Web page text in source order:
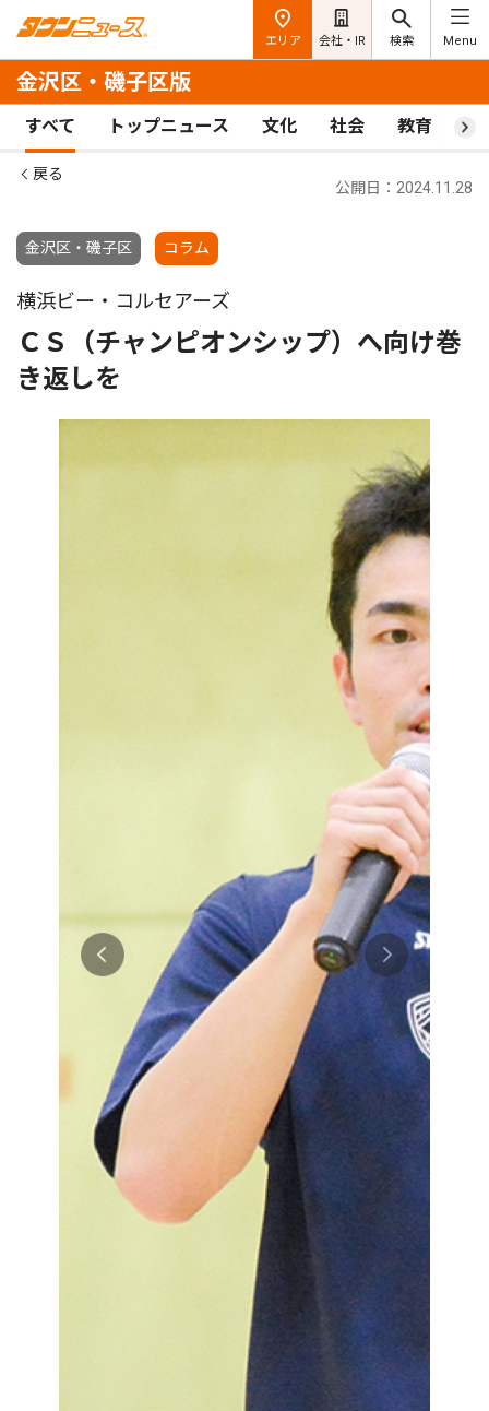
エリア 会社・IR 検索 Menu
金沢区・磯子区版
すべて トップニュース 文化 社会 教育 ス
戻る
金沢区・磯子区 コラム
公開日：2024.11.28
横浜ビー・コルセアーズ
ＣＳ（チャンピオンシップ）へ向け巻
き返しを